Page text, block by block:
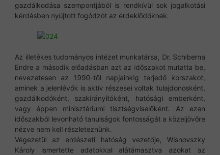
gazdálkodása szempontjából is rendkívül sok jogalkotási
kérdésben nyújtott fogódzót az érdeklődőknek.
Az illetékes tudományos intézet munkatársa, Dr. Schiberna
Endre a második előadásban azt az időszakot mutatta be,
nevezetesen az 1990-től napjainkig terjedő korszakot,
aminek a jelenlévők is aktív részesei voltak tulajdonosként,
gazdálkodóként, szakirányítóként, hatósági emberként,
vagy éppen minisztériumi tisztségviselőként. Az ezen
időszakból levonható tanulságok fontosságát a közeljövőre
nézve nem kell részleteznünk.
Végezetül az erdészeti hatóság vezetője, Wisnovszky
Károly ismertette adatokkal alátámasztva azokat az